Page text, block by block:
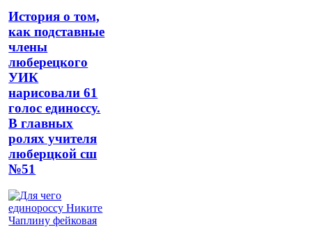
История о том,
как подставные
члены
люберецкого
УИК
нарисовали 61
голос единоссу.
В главных
ролях учителя
люберцкой сш
№51